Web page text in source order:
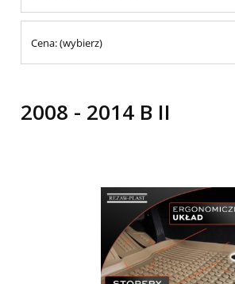
Cena: (wybierz)
2008 - 2014 B II